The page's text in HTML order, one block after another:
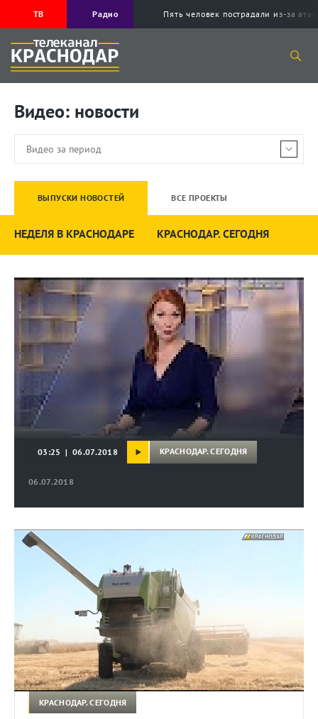
ТВ Радио Пять человек пострадали из-за
Видео: новости
ВЫПУСКИ НОВОСТЕЙ ВСЕ ПРОЕКТЫ
НЕДЕЛЯ В КРАСНОДАРЕ КРАСНОДАР. СЕГОДНЯ
06.07.2018
03:25 | 06.07.2018 КРАСНОДАР. СЕГОДНЯ
КРАСНОДАР. СЕГОДНЯ